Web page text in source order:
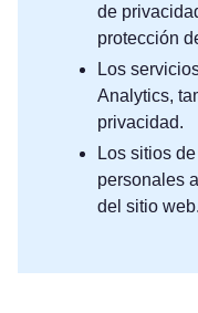
de
protección
Los
Analytics,
privacidad.
Los sitios
personales
del sitio web.